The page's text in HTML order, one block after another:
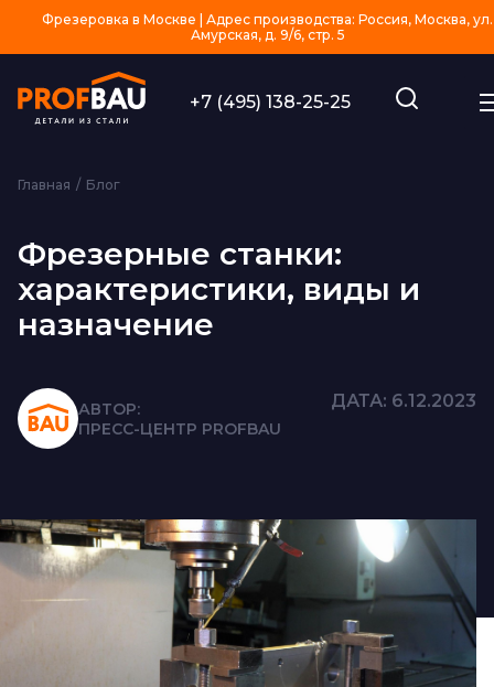
Фрезеровка в Москве | Адрес производства: Россия, Москва, ул.
Амурская, д. 9/6, стр. 5
+7 (495) 138-25-25
Главная Блог
Фрезерные станки:
характеристики, виды и
назначение
АВТОР:
ПРЕСС-ЦЕНТР PROFBAU
ДАТА: 6.12.2023